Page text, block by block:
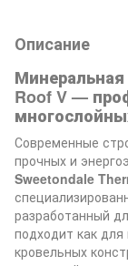
Описание
Roof V —
Современные
прочных и
Sweetondale
разработанный
подходит как для
кровельных